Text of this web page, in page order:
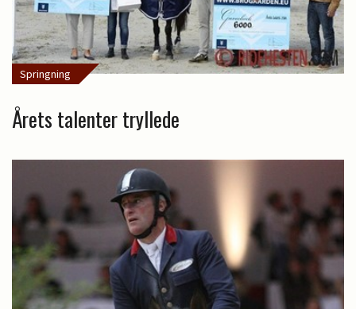
Springning
Årets talenter tryllede